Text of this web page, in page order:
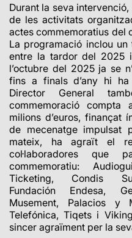
Durant la seva
de les activitats
actes commemoratius del
La programació inclou
entre la tardor del 2025
l’octubre del 2025 ja se
fins a finals d’any hi
Director General
commemoració
milions d’euros, finançat
de mecenatge impulsat
mateix, ha agraït el
col·laboradores que
commemoratiu:
Ticketing, Condis
Fundación Endesa,
Musement, Palacios y
Telefónica, Tiqets i
sincer agraïment per la